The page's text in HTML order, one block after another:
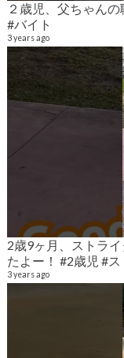
２歳児、父ちゃん
#バイト
3 years ago
2歳9ヶ月、ストラ
たよー！ #2歳児 #
3 years ago